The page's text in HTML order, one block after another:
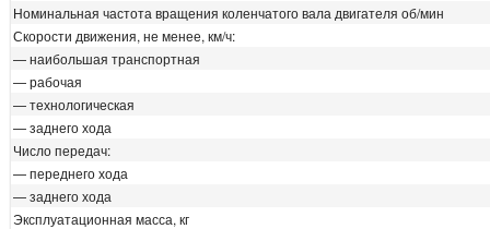
Номинальная частота вращения коленчатого вала двигателя об/мин
Скорости движения, не менее, км/ч:
— наибольшая транспортная
— рабочая
— технологическая
— заднего хода
Число передач:
— переднего хода
— заднего хода
Эксплуатационная масса, кг